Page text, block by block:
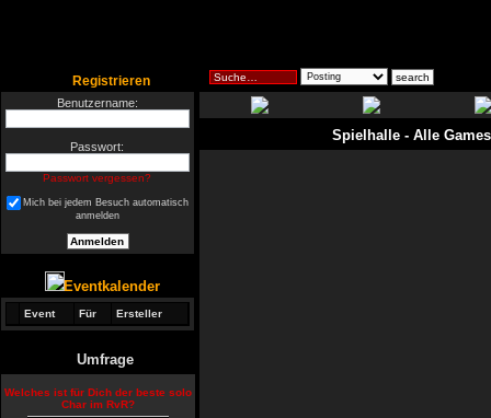
Registrieren
Benutzername:
Passwort:
Passwort vergessen?
Mich bei jedem Besuch automatisch
anmelden
Eventkalender
Event Für Ersteller
Umfrage
Welches ist für Dich der beste solo
Char im RvR?
Spielhalle - Alle